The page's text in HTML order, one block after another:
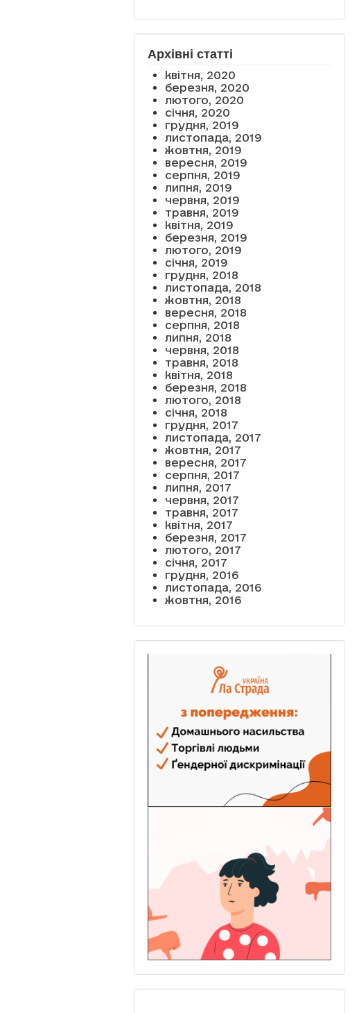
Архівні статті
квітня, 2020
березня, 2020
лютого, 2020
січня, 2020
грудня, 2019
листопада, 2019
жовтня, 2019
вересня, 2019
серпня, 2019
липня, 2019
червня, 2019
травня, 2019
квітня, 2019
березня, 2019
лютого, 2019
січня, 2019
грудня, 2018
листопада, 2018
жовтня, 2018
вересня, 2018
серпня, 2018
липня, 2018
червня, 2018
травня, 2018
квітня, 2018
березня, 2018
лютого, 2018
січня, 2018
грудня, 2017
листопада, 2017
жовтня, 2017
вересня, 2017
серпня, 2017
липня, 2017
червня, 2017
травня, 2017
квітня, 2017
березня, 2017
лютого, 2017
січня, 2017
грудня, 2016
листопада, 2016
жовтня, 2016